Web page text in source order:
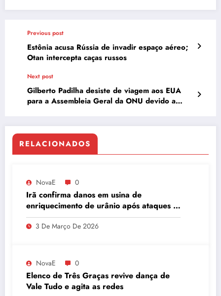
Previous post
Estônia acusa Rússia de invadir espaço aéreo;
Otan intercepta caças russos
Next post
Gilberto Padilha desiste de viagem aos EUA
para a Assembleia Geral da ONU devido a
RELACIONADOS
NovaE 0
Irã confirma danos em usina de
enriquecimento de urânio após ataques e
embaixador evita detalhes sobre
quantidade de urânio enriquecido
3 De Março De 2026
NovaE 0
Elenco de Três Graças revive dança de
Vale Tudo e agita as redes